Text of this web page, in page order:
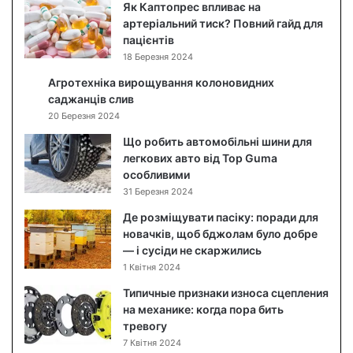
д
о
г
л
о
б
л
и
ч
я
м
:
я
к
п
о
Як Каптопрес впливає на
артеріальний тиск? Повний гайд для
пацієнтів
18 Березня 2024
Агротехніка вирощування колоновидних
саджанців слив
20 Березня 2024
Що робить автомобільні шини для
легкових авто від Top Guma
особливими
31 Березня 2024
Де розміщувати пасіку: поради для
новачків, щоб бджолам було добре
— і сусіди не скаржились
1 Квітня 2024
Типичные признаки износа сцепления
на механике: когда пора бить
тревогу
7 Квітня 2024